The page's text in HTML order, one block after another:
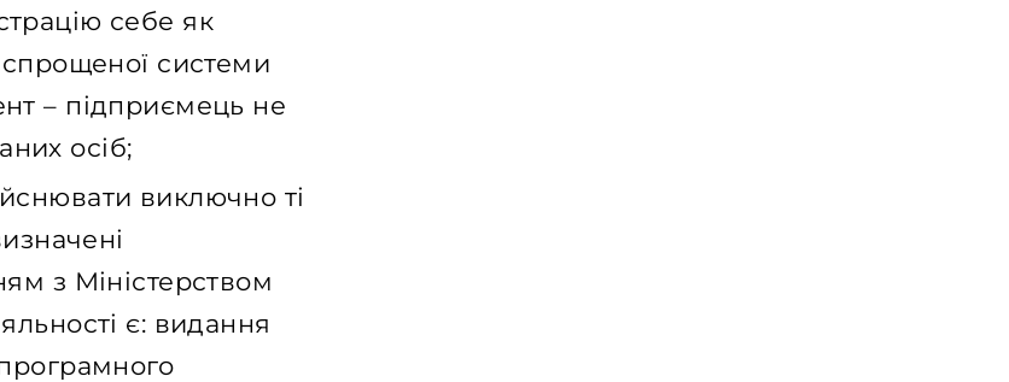
себе як
системи
– підприємець не
осіб;
виключно ті
з Міністерством
є: видання